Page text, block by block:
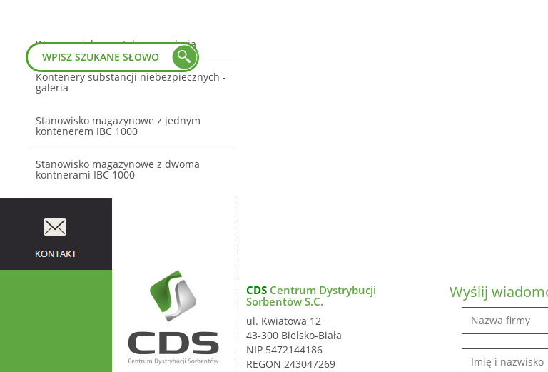
Wanny ociekowe stalowe - galeria
Kontenery substancji niebezpiecznych -
galeria
Stanowisko magazynowe z jednym
kontenerem IBC 1000
Stanowisko magazynowe z dwoma
kontnerami IBC 1000
CDSCentrum Dystrybucji
Sorbentów S.C.
ul. Kwiatowa 12
43-300 Bielsko-Biała
NIP 5472144186
REGON 243047269
Wyślij